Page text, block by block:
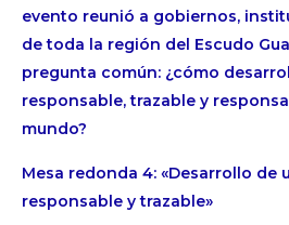
evento reunió a gobiernos,
de toda la región del Escudo
pregunta común: ¿cómo
responsable, trazable y
mundo?
Mesa redonda 4: «Desarrollo de
responsable y trazable»